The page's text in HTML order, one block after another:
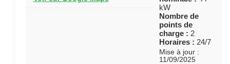
kW
Nombre de
points de
charge : 2
Horaires : 24/7
Mise à jour :
11/09/2025